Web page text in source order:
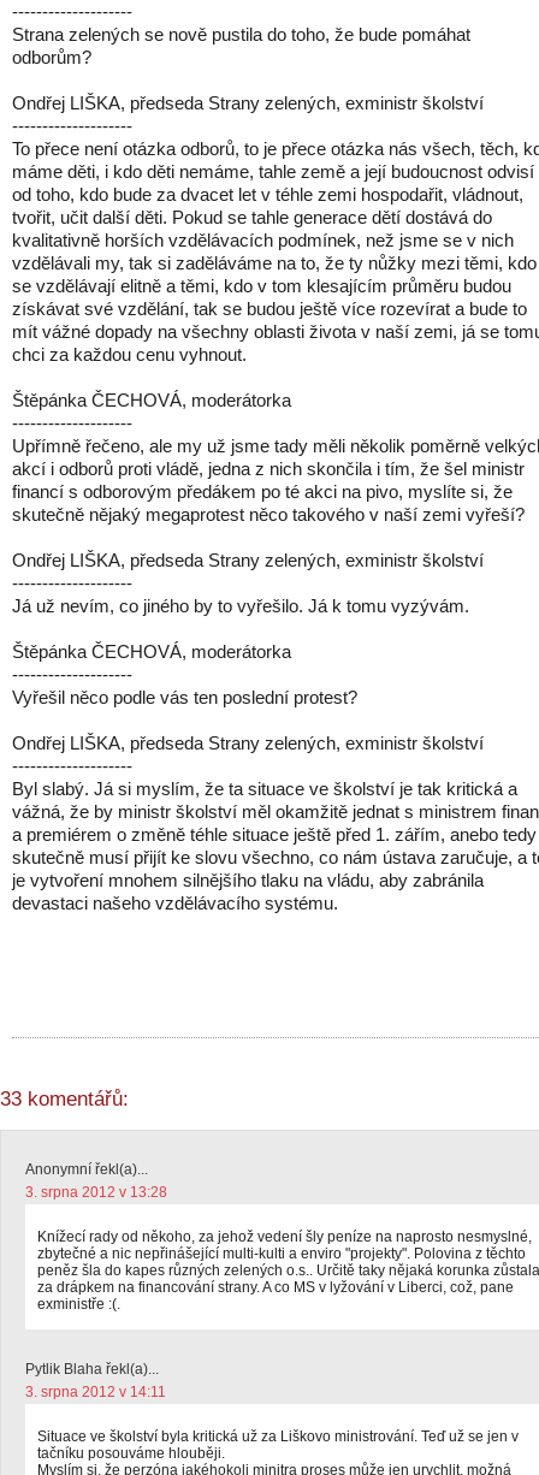
--------------------
Strana zelených se nově pustila do toho, že bude pomáhat
odborům?
Ondřej LIŠKA, předseda Strany zelených, exministr školství
--------------------
To přece není otázka odborů, to je přece otázka nás všech, těch,
máme děti, i kdo děti nemáme, tahle země a její budoucnost odvisí
od toho, kdo bude za dvacet let v téhle zemi hospodařit, vládnout,
tvořit, učit další děti. Pokud se tahle generace dětí dostává do
kvalitativně horších vzdělávacích podmínek, než jsme se v nich
vzdělávali my, tak si zaděláváme na to, že ty nůžky mezi těmi, kdo
se vzdělávají elitně a těmi, kdo v tom klesajícím průměru budou
získávat své vzdělání, tak se budou ještě více rozevírat a bude to
mít vážné dopady na všechny oblasti života v naší zemi, já se
chci za každou cenu vyhnout.
Štěpánka ČECHOVÁ, moderátorka
--------------------
Upřímně řečeno, ale my už jsme tady měli několik poměrně
akcí i odborů proti vládě, jedna z nich skončila i tím, že šel ministr
financí s odborovým předákem po té akci na pivo, myslíte si, že
skutečně nějaký megaprotest něco takového v naší zemi vyřeší?
Ondřej LIŠKA, předseda Strany zelených, exministr školství
--------------------
Já už nevím, co jiného by to vyřešilo. Já k tomu vyzývám.
Štěpánka ČECHOVÁ, moderátorka
--------------------
Vyřešil něco podle vás ten poslední protest?
Ondřej LIŠKA, předseda Strany zelených, exministr školství
--------------------
Byl slabý. Já si myslím, že ta situace ve školství je tak kritická a
vážná, že by ministr školství měl okamžitě jednat s ministrem
a premiérem o změně téhle situace ještě před 1. zářím, anebo tedy
skutečně musí přijít ke slovu všechno, co nám ústava zaručuje, a
je vytvoření mnohem silnějšího tlaku na vládu, aby zabránila
devastaci našeho vzdělávacího systému.
33 komentářů:
Anonymní řekl(a)...
3. srpna 2012 v 13:28
Knížecí rady od někoho, za jehož vedení šly peníze na naprosto nesmyslné,
zbytečné a nic nepřinášející multi-kulti a enviro "projekty". Polovina z těchto
peněz šla do kapes různých zelených o.s.. Určitě taky nějaká korunka zůstala
za drápkem na financování strany. A co MS v lyžování v Liberci, což, pane
exministře :(.
Pytlik Blaha řekl(a)...
3. srpna 2012 v 14:11
Situace ve školství byla kritická už za Liškovo ministrování. Teď už se jen v
tačníku posouváme hlouběji.
Myslím si, že perzóna jakéhokoli minitra proses může jen urychlit, možná